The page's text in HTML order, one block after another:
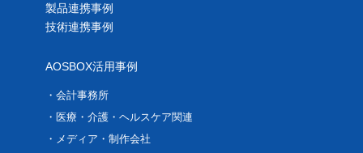
製品連携事例
技術連携事例
AOSBOX活用事例
会計事務所
医療・介護・ヘルスケア関連
メディア・制作会社